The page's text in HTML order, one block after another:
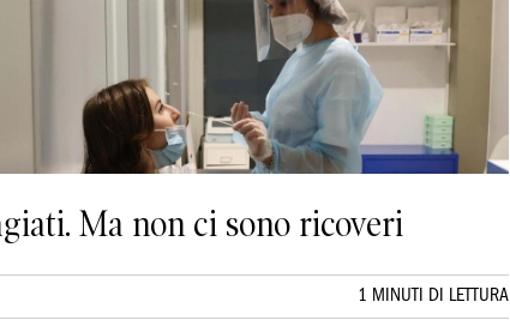
Ma non ci sono ricoveri
1 MINUTI DI LETTURA